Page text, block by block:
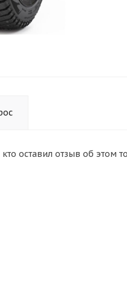
оставил отзыв об этом